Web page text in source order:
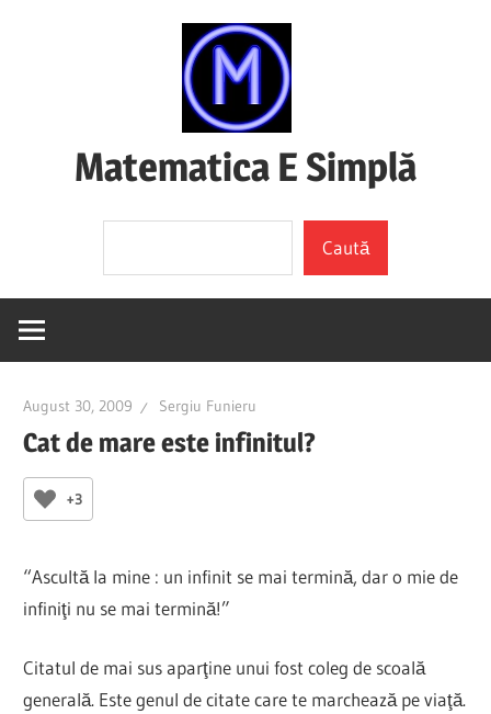
Matematica E Simplă
înțelegi)
Caută
August 30, 2009 Sergiu Funieru
Cat de mare este infinitul?
+3
“Ascultă la mine : un infinit se mai termină, dar o mie de
infiniţi nu se mai termină!”
Citatul de mai sus aparţine unui fost coleg de scoală
generală. Este genul de citate care te marchează pe viaţă.